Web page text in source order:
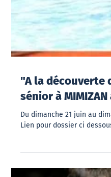
sénior à MIMIZAN
Du dimanche 21 juin au